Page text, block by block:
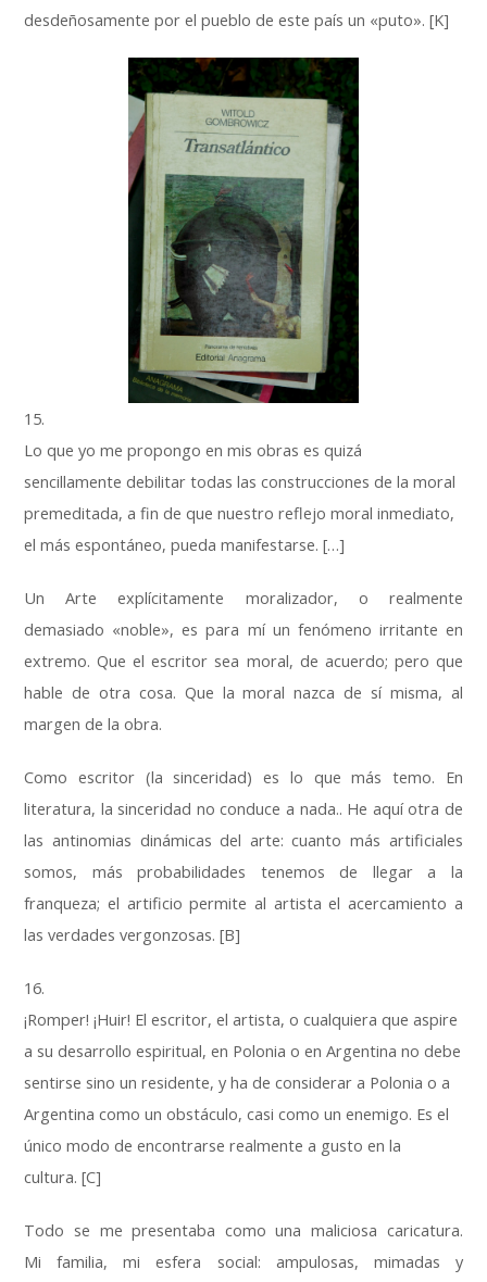
desdeñosamente por el pueblo de este país un «puto». [K]
15.
Lo que yo me propongo en mis obras es quizá
sencillamente debilitar todas las construcciones de la moral
premeditada, a fin de que nuestro reflejo moral inmediato,
el más espontáneo, pueda manifestarse. […]
Un Arte explícitamente moralizador, o realmente
demasiado «noble», es para mí un fenómeno irritante en
extremo. Que el escritor sea moral, de acuerdo; pero que
hable de otra cosa. Que la moral nazca de sí misma, al
margen de la obra.
Como escritor (la sinceridad) es lo que más temo. En
literatura, la sinceridad no conduce a nada.. He aquí otra de
las antinomias dinámicas del arte: cuanto más artificiales
somos, más probabilidades tenemos de llegar a la
franqueza; el artificio permite al artista el acercamiento a
las verdades vergonzosas. [B]
16.
¡Romper! ¡Huir! El escritor, el artista, o cualquiera que aspire
a su desarrollo espiritual, en Polonia o en Argentina no debe
sentirse sino un residente, y ha de considerar a Polonia o a
Argentina como un obstáculo, casi como un enemigo. Es el
único modo de encontrarse realmente a gusto en la
cultura. [C]
Todo se me presentaba como una maliciosa caricatura.
Mi familia, mi esfera social: ampulosas, mimadas y